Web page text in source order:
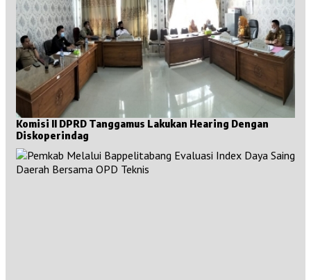
Komisi II DPRD Tanggamus Lakukan Hearing Dengan
Diskoperindag